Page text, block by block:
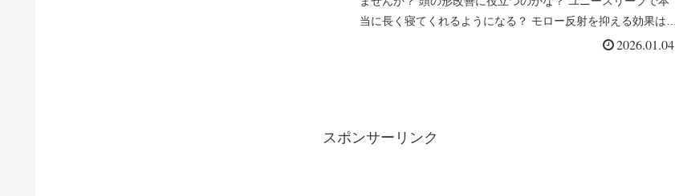
当に長く寝てくれるようになる？ モロー反射を抑える効果はあ
2026.01.04
スポンサーリンク